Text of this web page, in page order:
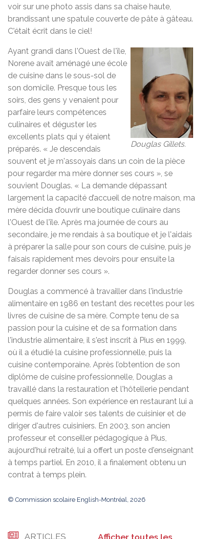
voir sur une photo assis dans sa chaise haute,
brandissant une spatule couverte de pâte à gâteau.
C'était écrit dans le ciel!
Douglas Gillets.
Ayant grandi dans l'Ouest de l'île,
Norene avait aménagé une école
de cuisine dans le sous-sol de
son domicile. Presque tous les
soirs, des gens y venaient pour
parfaire leurs compétences
culinaires et déguster les
excellents plats qui y étaient
préparés. « Je descendais
souvent et je m'assoyais dans un coin de la pièce
pour regarder ma mère donner ses cours », se
souvient Douglas. « La demande dépassant
largement la capacité d’accueil de notre maison, ma
mère décida d’ouvrir une boutique culinaire dans
l'Ouest de l'île. Après ma journée de cours au
secondaire, je me rendais à sa boutique et je l'aidais
à préparer la salle pour son cours de cuisine, puis je
faisais rapidement mes devoirs pour ensuite la
regarder donner ses cours ».
Douglas a commencé à travailler dans l'industrie
alimentaire en 1986 en testant des recettes pour les
livres de cuisine de sa mère. Compte tenu de sa
passion pour la cuisine et de sa formation dans
l'industrie alimentaire, il s'est inscrit à Pius en 1999,
où il a étudié la cuisine professionnelle, puis la
cuisine contemporaine. Après l’obtention de son
diplôme de cuisine professionnelle, Douglas a
travaillé dans la restauration et l'hôtellerie pendant
quelques années. Son expérience en restaurant lui a
permis de faire valoir ses talents de cuisinier et de
diriger d'autres cuisiniers. En 2003, son ancien
professeur et conseiller pédagogique à Pius,
aujourd'hui retraité, lui a offert un poste d'enseignant
à temps partiel. En 2010, il a finalement obtenu un
contrat à temps plein.
© Commission scolaire English-Montréal, 2026
ARTICLES
Afficher toutes les